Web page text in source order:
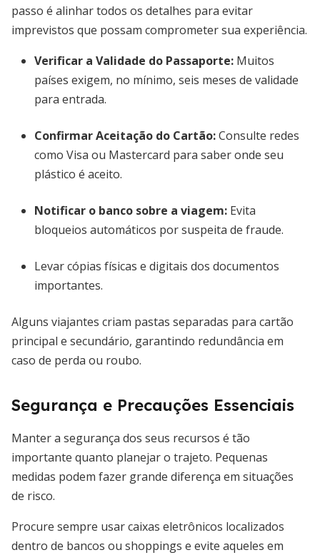
passo é alinhar todos os detalhes para evitar
imprevistos que possam comprometer sua experiência.
Verificar a Validade do Passaporte: Muitos
países exigem, no mínimo, seis meses de validade
para entrada.
Confirmar Aceitação do Cartão:Consulte redes
como Visa ou Mastercard para saber onde seu
plástico é aceito.
Notificar o banco sobre a viagem: Evita
bloqueios automáticos por suspeita de fraude.
Levar cópias físicas e digitais dos documentos
importantes.
Alguns viajantes criam pastas separadas para cartão
principal e secundário, garantindo redundância em
caso de perda ou roubo.
Segurança e Precauções Essenciais
Manter a segurança dos seus recursos é tão
importante quanto planejar o trajeto. Pequenas
medidas podem fazer grande diferença em situações
de risco.
Procure sempre usar caixas eletrônicos localizados
dentro de bancos ou shoppings e evite aqueles em